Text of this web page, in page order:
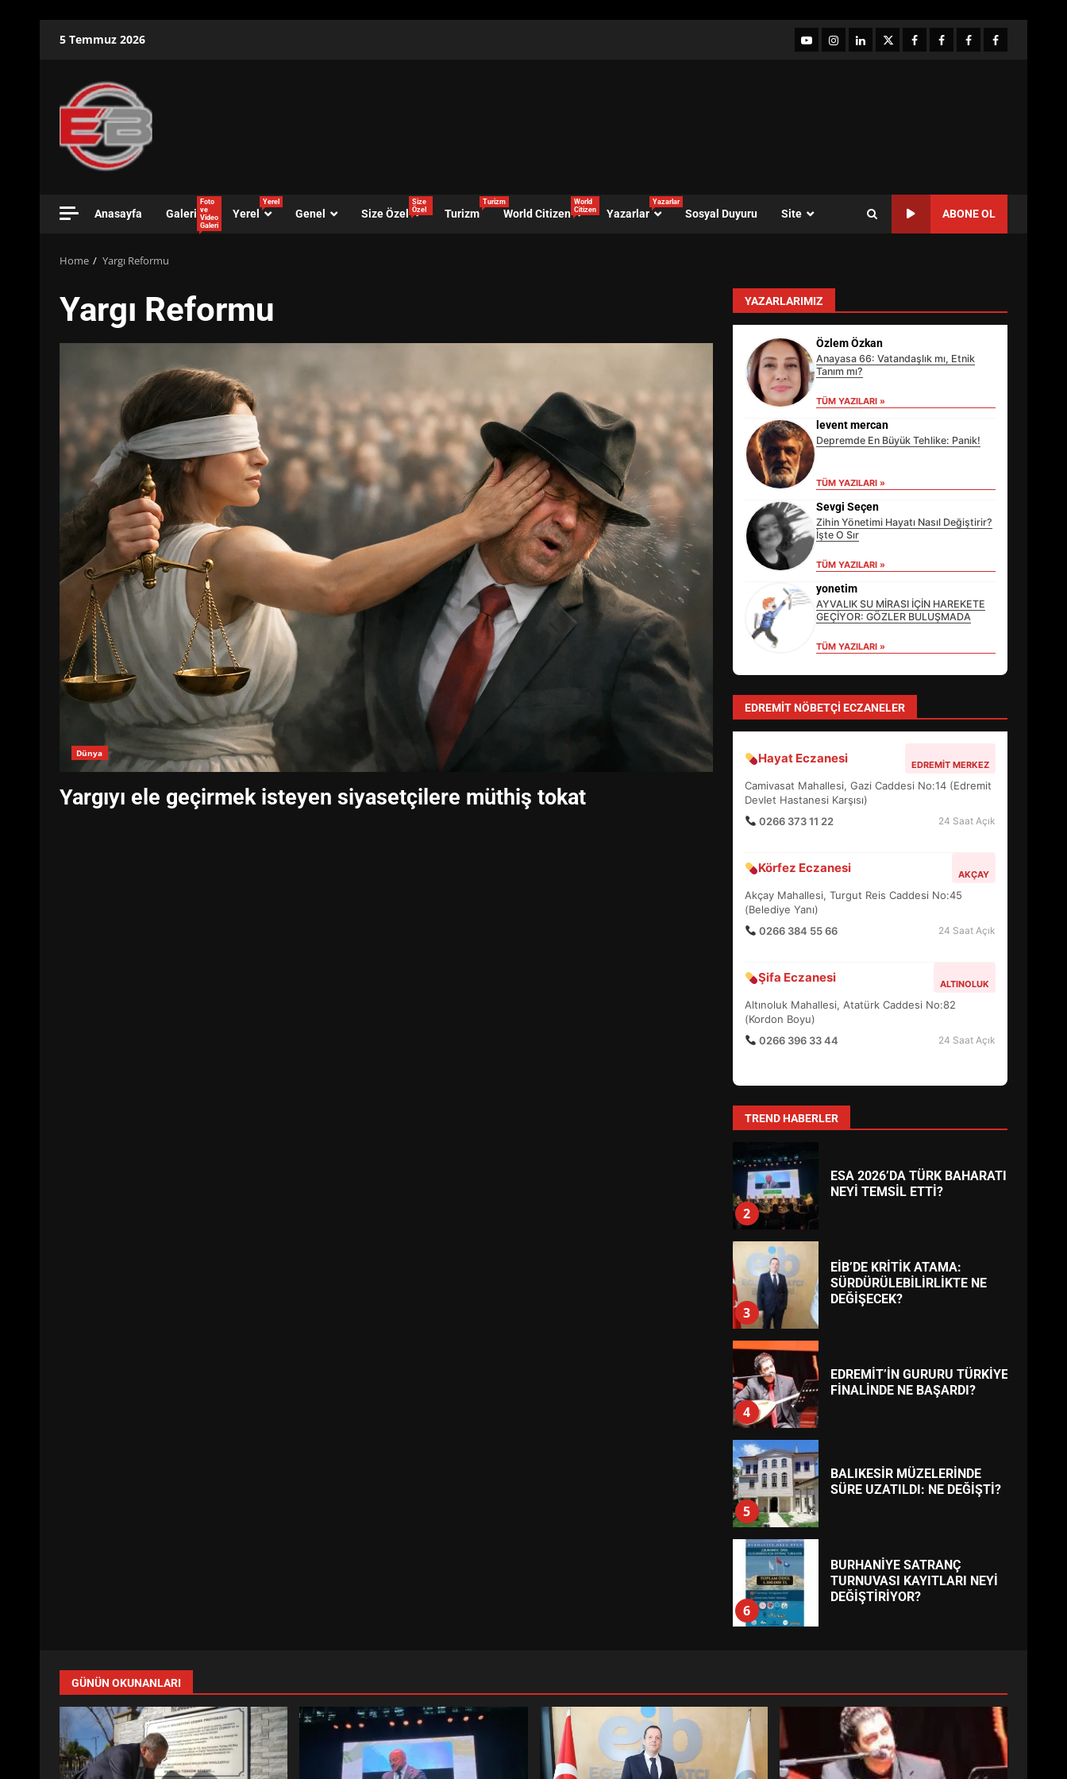
5 Temmuz 2026 YouTubeInstagram
LinkedIntwitterfacebook-Facebook-
Facebook-Facebook-
Anasayfa Galeri
Foto
ve
Video
Galeri
Yerel
Yerel
Genel Size Özel
Size
Özel
Turizm
Turizm
World Citizen
World
Citizen
Yazarlar
Yazarlar
Sosyal Duyuru Site ABONE OL
Home Yargı Reformu
Yargı Reformu
Dünya
Yargıyı ele geçirmek isteyen siyasetçilere müthiş tokat
YAZARLARIMIZ
Özlem Özkan
Anayasa 66: Vatandaşlık mı, Etnik
Tanım mı?
TÜM YAZILARI »
levent mercan
Depremde En Büyük Tehlike: Panik!
TÜM YAZILARI »
Sevgi Seçen
Zihin Yönetimi Hayatı Nasıl Değiştirir?
İşte O Sır
TÜM YAZILARI »
yonetim
AYVALIK SU MİRASI İÇİN HAREKETE
GEÇİYOR: GÖZLER BULUŞMADA
TÜM YAZILARI »
EDREMIT NÖBETÇI ECZANELER
Hayat Eczanesi EDREMIT MERKEZ
Camivasat Mahallesi, Gazi Caddesi No:14 (Edremit
Devlet Hastanesi Karşısı)
0266 373 11 22
24 Saat Açık
Körfez Eczanesi AKÇAY
Akçay Mahallesi, Turgut Reis Caddesi No:45
(Belediye Yanı)
0266 384 55 66
24 Saat Açık
Şifa Eczanesi ALTINOLUK
Altınoluk Mahallesi, Atatürk Caddesi No:82
(Kordon Boyu)
0266 396 33 44
24 Saat Açık
TREND HABERLER
EİB’DE KRİTİK ATAMA:
SÜRDÜRÜLEBİLİRLİKTE NE
DEĞİŞECEK?
4
EDREMİT’İN GURURU TÜRKİYE
FİNALİNDE NE BAŞARDI?
5
BALIKESİR MÜZELERİNDE
SÜRE UZATILDI: NE DEĞİŞTİ?
6
BURHANİYE SATRANÇ
DEĞİŞTİRİYOR?
7
BURHANİYE
BELEDİYESPOR’DA YENİ
YÖNETİM NASIL ŞEKİLLENDİ?
1
HAREKETE GEÇİYOR: GÖZLER
2
ESA 2026’DA TÜRK BAHARATI
NEYİ TEMSİL ETTİ?
3
EİB’DE KRİTİK ATAMA:
SÜRDÜRÜLEBİLİRLİKTE NE
DEĞİŞECEK?
4
EDREMİT’İN GURURU TÜRKİYE
FİNALİNDE NE BAŞARDI?
5
BALIKESİR MÜZELERİNDE
SÜRE UZATILDI: NE DEĞİŞTİ?
6
BURHANİYE SATRANÇ
TURNUVASI KAYITLARI NEYİ
DEĞİŞTİRİYOR?
7
YÖNETİM NASIL ŞEKİLLENDİ?
AYVALIK SU MİRASI İÇİN
GÜNÜN OKUNANLARI